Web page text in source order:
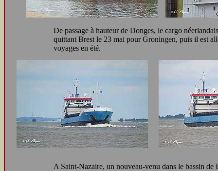
De passage à hauteur de Donges, le cargo
quittant Brest le 23 mai pour Groningen, puis il est
voyages en été.
A Saint-Nazaire, un nouveau-venu dans le bassin